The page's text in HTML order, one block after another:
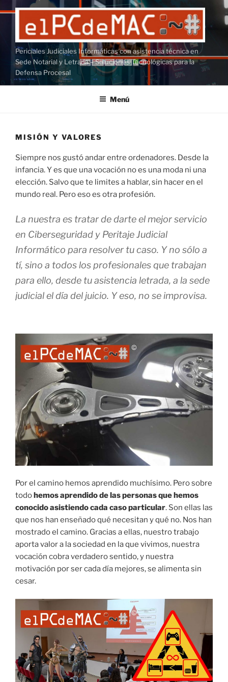
Saltar
contenido
Periciales Judiciales Informáticas con asistencia técnica en
Sede Notarial y Letrada – Soluciones Tecnológicas para la
Defensa Procesal
Menú
MISIÓN Y VALORES
Siempre nos gustó andar entre ordenadores. Desde la
infancia. Y es que una vocación no es una moda ni una
elección. Salvo que te limites a hablar, sin hacer en el
mundo real. Pero eso es otra profesión.
La nuestra es tratar de darte el mejor servicio
en Ciberseguridad y Peritaje Judicial
Informático para resolver tu caso. Y no sólo a
tí, sino a todos los profesionales que trabajan
para ello, desde tu asistencia letrada, a la sede
judicial el día del juicio. Y eso, no se improvisa.
Por el camino hemos aprendido muchísimo. Pero sobre
todo hemos aprendido de las personas que hemos
conocido asistiendo cada caso particular. Son ellas las
que nos han enseñado qué necesitan y qué no. Nos han
mostrado el camino. Gracias a ellas, nuestro trabajo
aporta valor a la sociedad en la que vivimos, nuestra
vocación cobra verdadero sentido, y nuestra
motivación por ser cada día mejores, se alimenta sin
cesar.